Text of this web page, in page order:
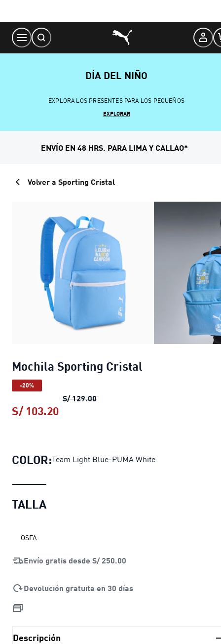
Content
DÍA DEL NIÑO
EXPLORA LOS PRESENTES PARA LOS PEQUEÑOS
EXPLORAR
ENVÍO EN 48 HRS. PARA LIMA Y CALLAO*
Volver a Sporting Cristal
Mochila Sporting Cristal
-20%
S/ 129.00Mochila Sporting Cristal
S/ 103.20
COLOR:Team Light Blue-PUMA White
TALLA
OSFA
Envío gratis desde S/ 250.00
Devolución gratuita en 30 días
Descripción